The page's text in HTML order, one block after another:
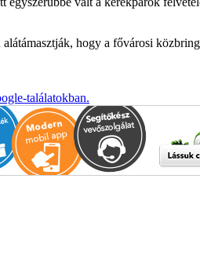
hogy a fővárosi
találatokban.